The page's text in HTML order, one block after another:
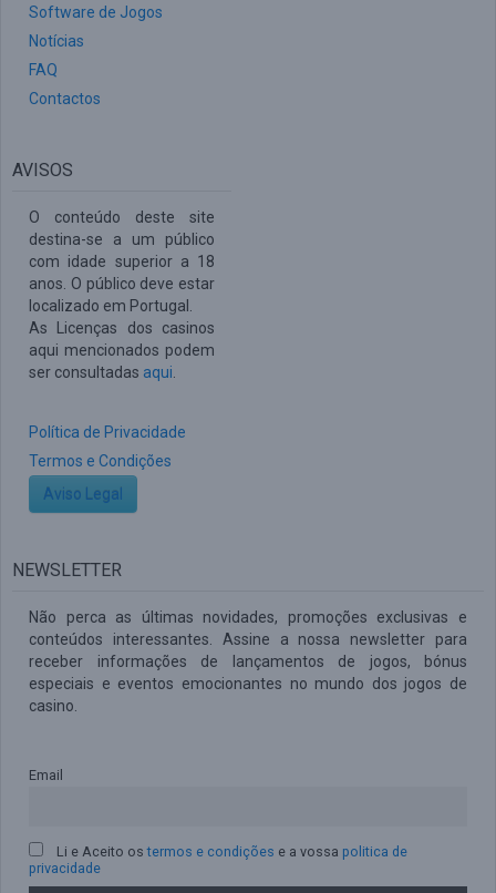
Software de Jogos
Notícias
FAQ
Contactos
AVISOS
O conteúdo deste site
destina-se a um público
com idade superior a 18
anos. O público deve estar
localizado em Portugal.
As Licenças dos casinos
aqui mencionados podem
ser consultadas aqui
Política de Privacidade
Termos e Condições
Aviso Legal
NEWSLETTER
Não perca as últimas novidades, promoções exclusivas e
conteúdos interessantes. Assine a nossa newsletter para
receber informações de lançamentos de jogos, bónus
especiais e eventos emocionantes no mundo dos jogos de
casino.
Email
Li e Aceito ostermos e condições e a vossa politica de
privacidade